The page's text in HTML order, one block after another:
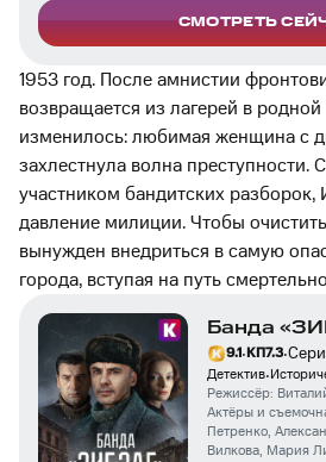
СМОТРЕТЬ
1953 год. После амнистии
возвращается из лагерей в
изменилось: любимая женщина с
захлестнула волна преступности.
участником бандитских разборок,
давление милиции. Чтобы
вынужден внедриться в самую
города, вступая на путь
Банда
9.1·КП7.3·
Детектив·
Режиссёр:
Актёры и
Петренко,
Вилкова, Мария